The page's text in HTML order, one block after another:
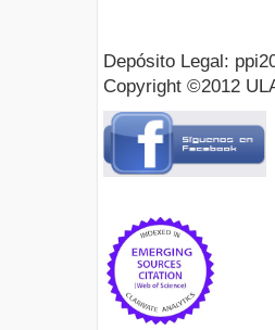
Depósito Legal:
Copyright ©2012